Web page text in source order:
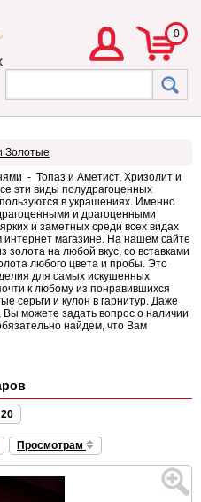
0
Золотые
- Топаз и Аметист, Хризолит и
эти виды полудрагоценных
в украшениях. Именно
и драгоценными
и заметных среди всех видах
магазине. На нашем сайте
золота на любой вкус, со вставками
любого цвета и пробы. Это
для самых искушенных
к любому из понравившихся
серьги и кулон в гарнитур. Даже
можете задать вопрос о наличии
найдем, что Вам
20
Просмотрам